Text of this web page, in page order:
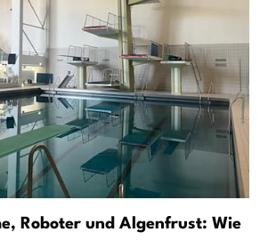
Roboter und Algenfrust: Wie